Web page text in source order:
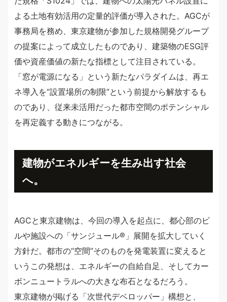
よる土地有効活用の定量的評価が導入された。AGCが
事務局を務め、東京建物が参加した規格開発グループ
の提案によって成立したものであり、建築物のESG評
価や資産価値の新たな指標として注目されている。
「窓が電源になる」という新たなパラダイムは、再エ
ネ導入を“設置場所の制限”という前提から解放するも
のであり、従来未活用だった都市空間のポテンシャル
を再定義する動きにつながる。
建物がエネルギーを生み出す社会
へ。
AGCと東京建物は、今回の導入を起点に、都心部のビ
ルや施設への「サンジュール®」展開を拡大していく
方針だ。都市の“空間”そのものを発電装置に変えると
いうこの発想は、エネルギーの自給自足、そしてカー
ボンニュートラルへの大きな布石となるだろう。
東京建物が掲げる「次世代デベロッパー」構想と、